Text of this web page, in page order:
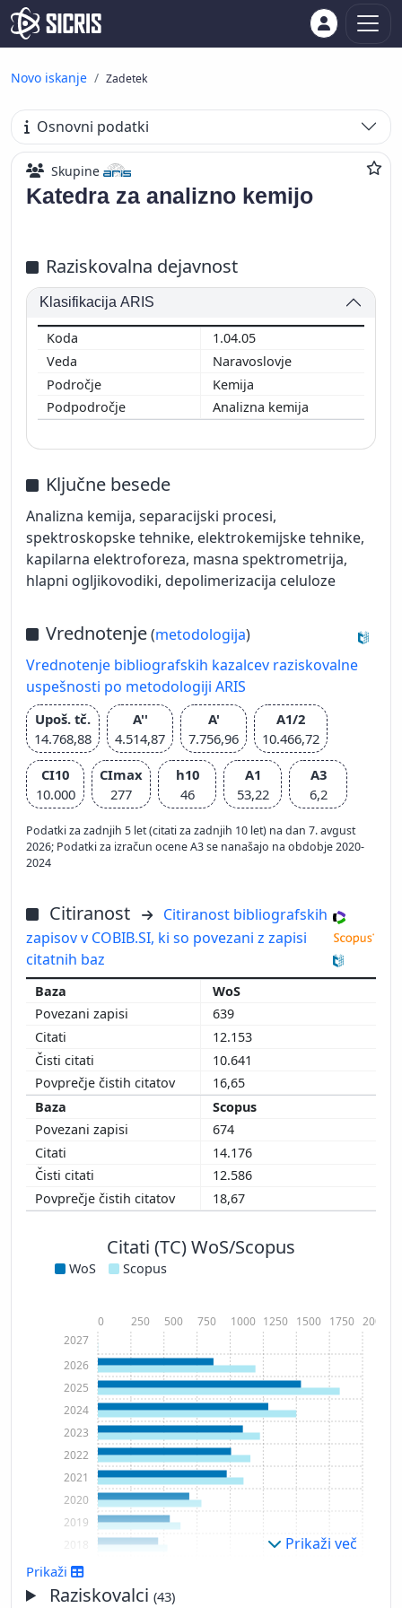
Novo iskanje Zadetek
Osnovni podatki
Skupine
Katedra za analizno kemijo
Raziskovalna dejavnost
Klasifikacija ARIS
1.04.05
Naravoslovje
Kemija
Analizna kemija
Ključne besede
Analizna kemija, separacijski procesi,
spektroskopske tehnike, elektrokemijske tehnike,
kapilarna elektroforeza, masna spektrometrija,
hlapni ogljikovodiki, depolimerizacija celuloze
Vrednotenje(metodologija)
Vrednotenje bibliografskih kazalcev raziskovalne
uspešnosti po metodologiji ARIS
Upoš. tč.
14.768,88
A''
4.514,87
A'
7.756,96
A1/2
10.466,72
CI10
10.000
CImax
277
h10
46
A1
53,22
A3
6,2
Podatki za zadnjih 5 let (citati za zadnjih 10 let) na dan 7. avgust
2026; Podatki za izračun ocene A3 se nanašajo na obdobje 2020-
2024
Citiranost
Citiranost bibliografskih
zapisov v COBIB.SI, ki so povezani z zapisi
citatnih baz
WoS
639
12.153
10.641
16,65
Scopus
674
14.176
12.586
18,67
Citati (TC) WoS/Scopus
WoS Scopus
2016
2017
2019
2020
2021
2022
2023
2024
2025
2026
2027
0 250 500 750 1000 1250 1500 1750 2000
Prikaži več
Prikaži
Raziskovalci(43)